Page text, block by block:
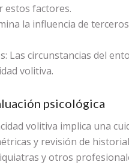
estos factores.
la influencia de
Las circunstancias del
volitiva.
psicológica
volitiva implica una
y revisión de
y otros